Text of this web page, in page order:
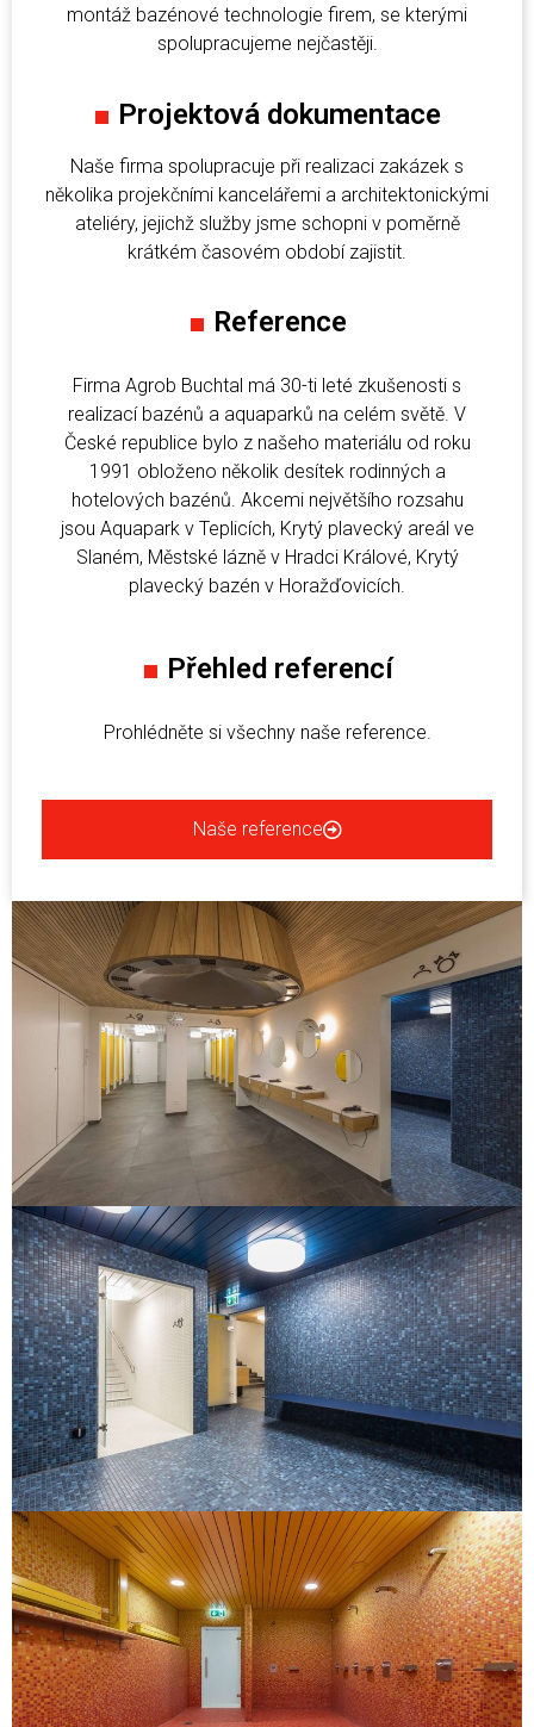
montáž bazénové technologie firem, se kterými
spolupracujeme nejčastěji.
■ Projektová dokumentace
Naše firma spolupracuje při realizaci zakázek s
několika projekčními kancelářemi a architektonickými
ateliéry, jejichž služby jsme schopni v poměrně
krátkém časovém období zajistit.
■ Reference
Firma Agrob Buchtal má 30-ti leté zkušenosti s
realizací bazénů a aquaparků na celém světě. V
České republice bylo z našeho materiálu od roku
1991 obloženo několik desítek rodinných a
hotelových bazénů. Akcemi největšího rozsahu
jsou Aquapark v Teplicích, Krytý plavecký areál ve
Slaném, Městské lázně v Hradci Králové, Krytý
plavecký bazén v Horažďovicích.
■ Přehled referencí
Prohlédněte si všechny naše reference.
Naše reference